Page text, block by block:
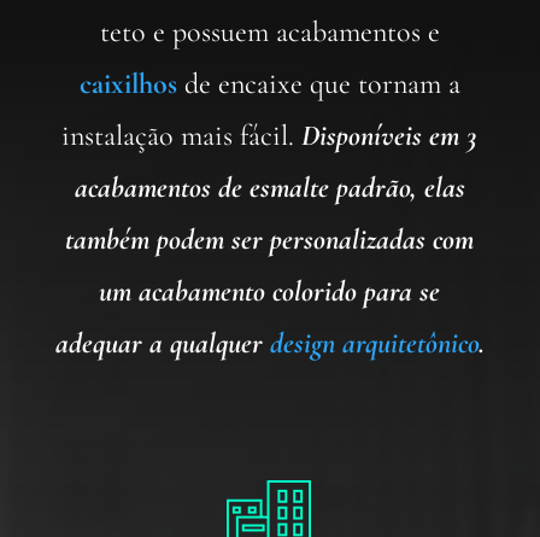
teto e possuem acabamentos e
caixilhos de encaixe que tornam a
instalação mais fácil.Disponíveis em 3
acabamentos de esmalte padrão, elas
também podem ser personalizadas com
um acabamento colorido para se
adequar a qualquer design arquitetônico.